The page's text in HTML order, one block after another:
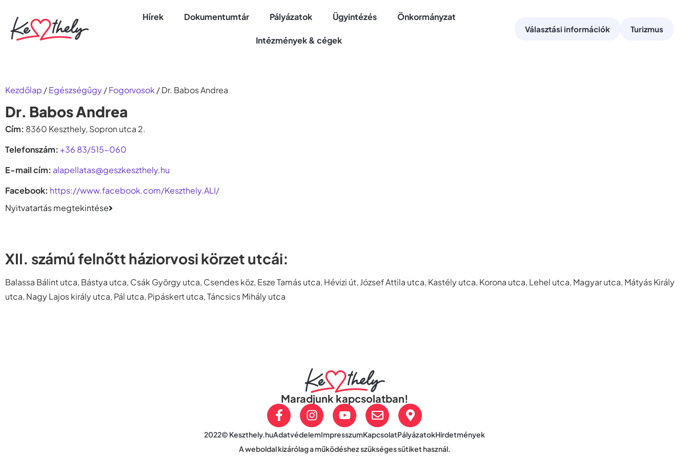
Hírek Dokumentumtár Pályázatok Ügyintézés Önkormányzat
Intézmények & cégek
Választási információk Turizmus
Kezdőlap /Egészségűgy/Fogorvosok /Dr. Babos Andrea
Dr. Babos Andrea
Cím: 8360 Keszthely, Sopron utca 2.
Telefonszám: +36 83/515-060
E-mail cím: alapellatas@geszkeszthely.hu
Facebook: https://www.facebook.com/Keszthely.ALI/
Nyitvatartás megtekintése
XII. számú felnőtt háziorvosi körzet utcái:
Balassa Bálint utca, Bástya utca, Csák György utca, Csendes köz, Esze Tamás utca, Hévizi út, József Attila utca, Kastély utca, Korona utca, Lehel utca, Magyar utca, Mátyás Király
utca, Nagy Lajos király utca, Pál utca, Pipáskert utca, Táncsics Mihály utca
Maradjunk kapcsolatban!
2022© Keszthely.huAdatvédelemImpresszumKapcsolatPályázatokHirdetmények
A weboldal kizárólag a működéshez szükséges sütiket használ.